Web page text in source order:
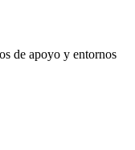
de apoyo y entornos